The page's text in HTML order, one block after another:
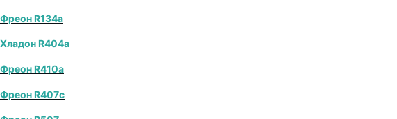
Фреон R134a
Хладон R404a
Фреон R410a
Фреон R407с